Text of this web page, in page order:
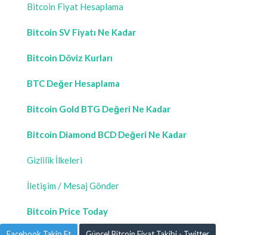
Bitcoin Fiyat Hesaplama
Bitcoin SV Fiyatı Ne Kadar
Bitcoin Döviz Kurları
BTC Değer Hesaplama
Bitcoin Gold BTG Değeri Ne Kadar
Bitcoin Diamond BCD Değeri Ne Kadar
Gizlilik İlkeleri
İletişim / Mesaj Gönder
Bitcoin Price Today